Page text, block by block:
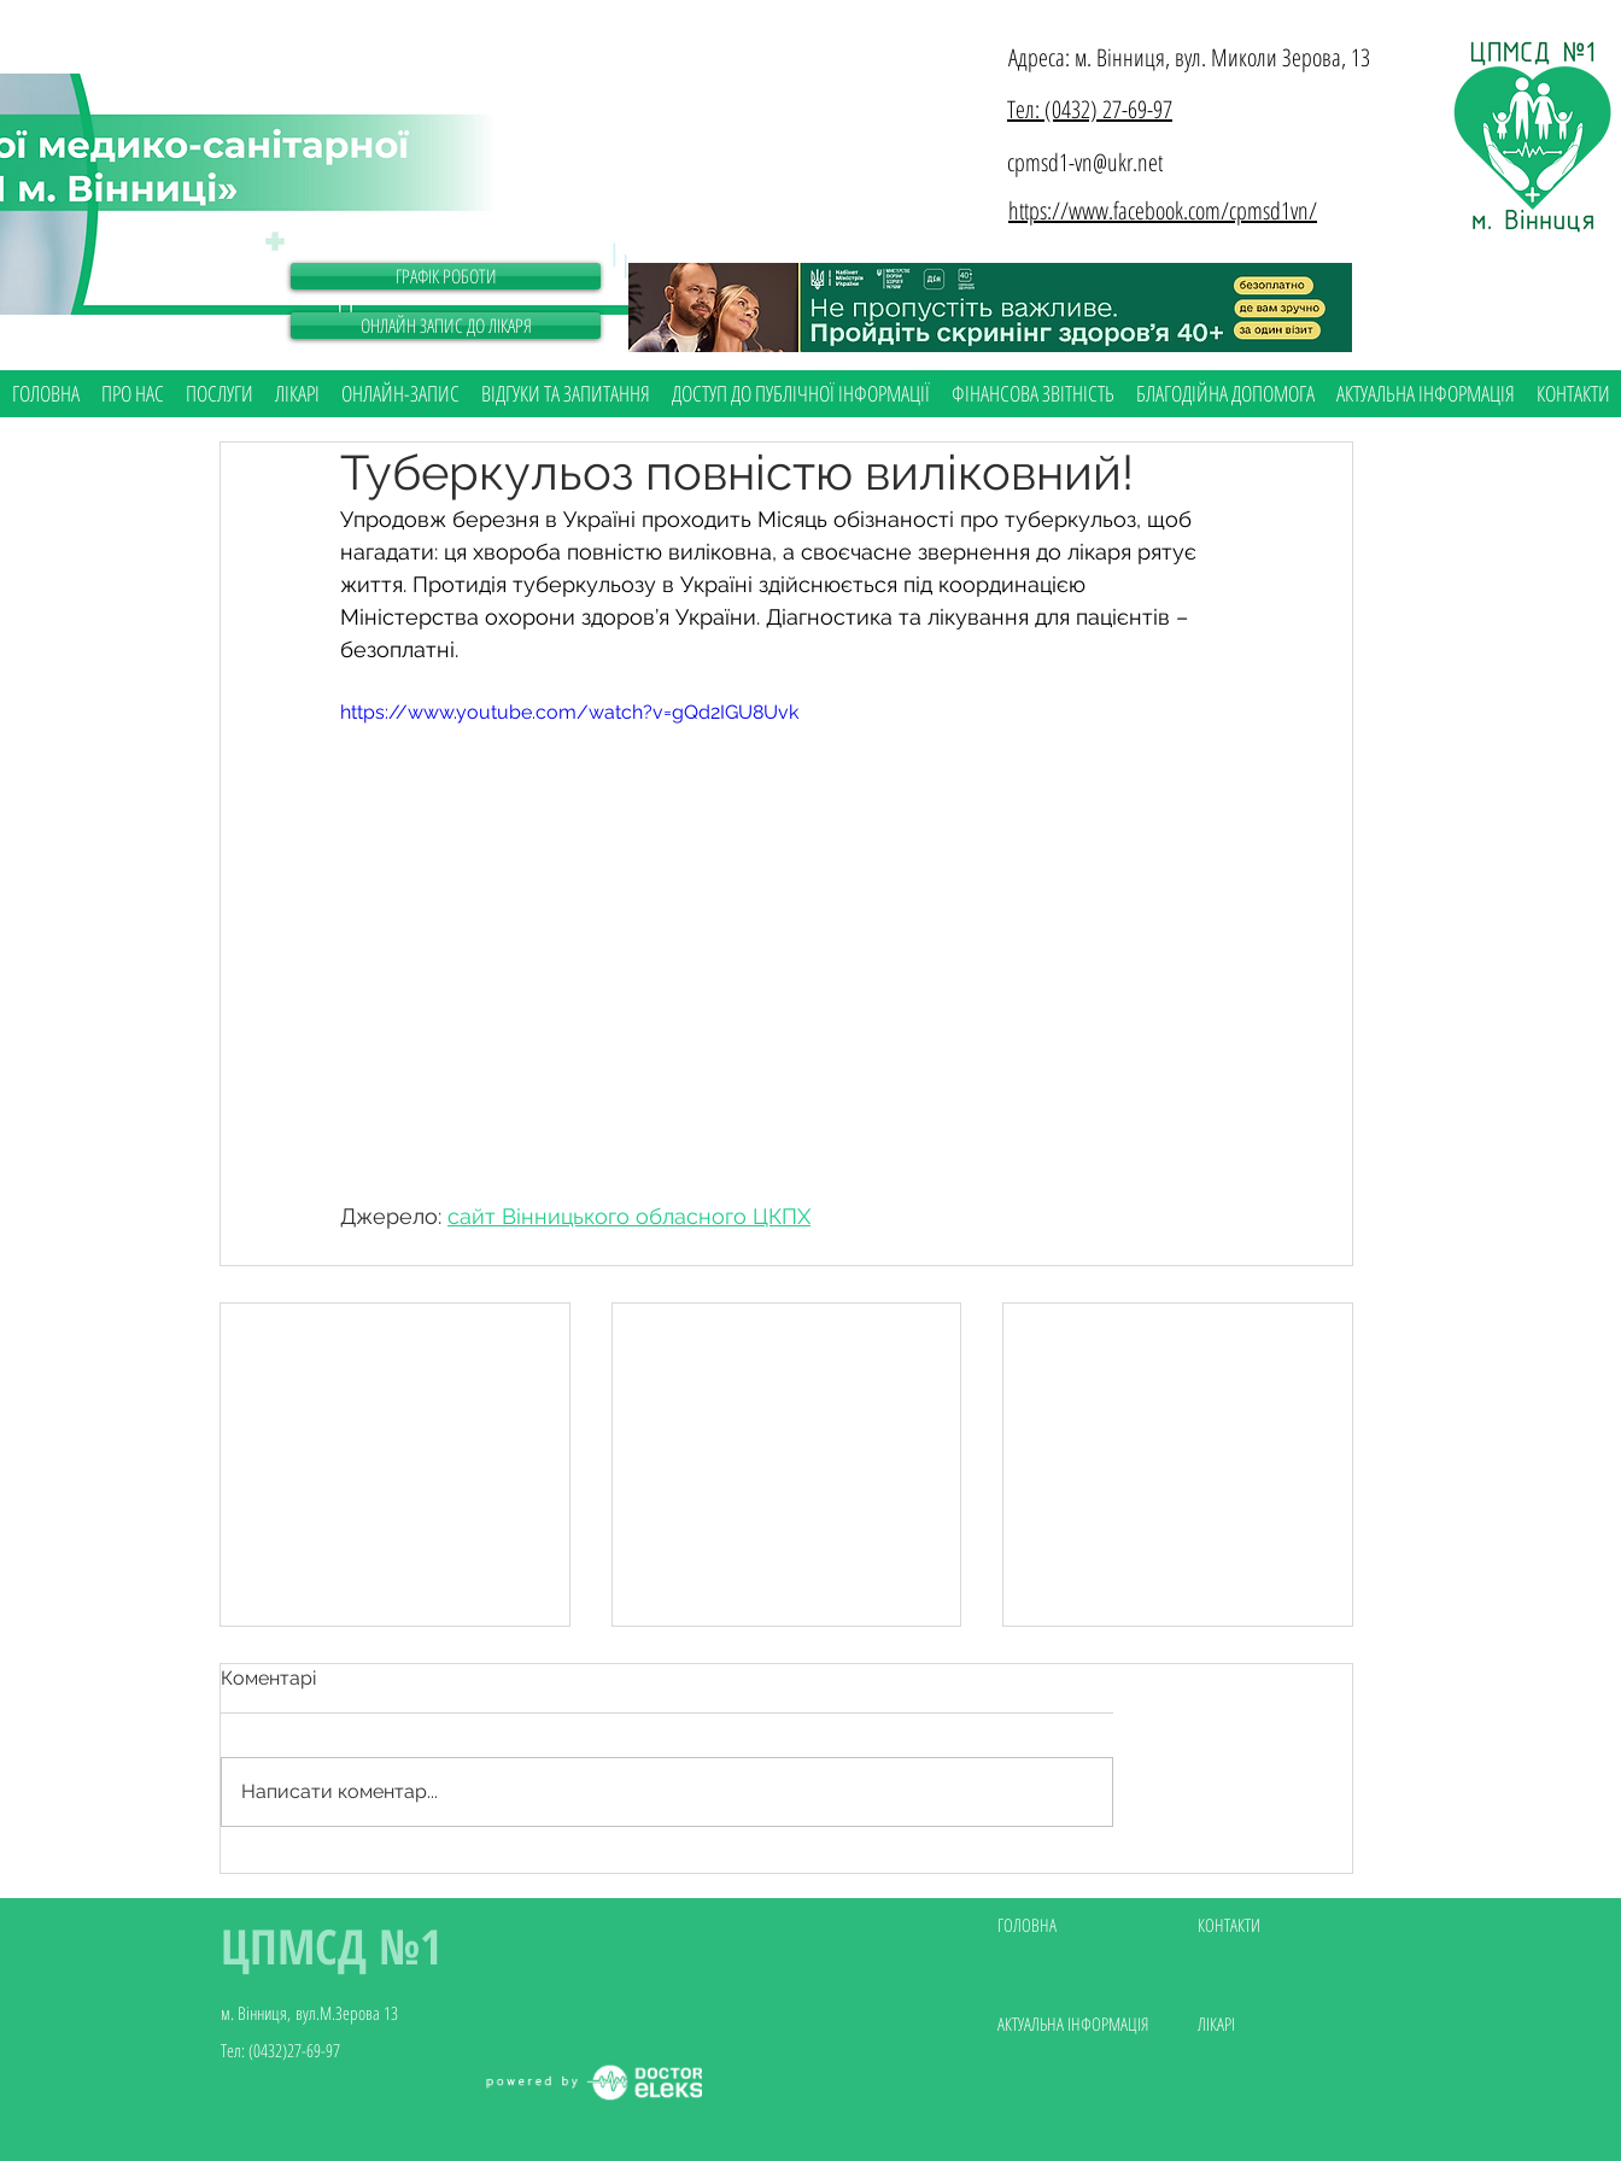
Адреса: м. Вінниця, вул. Миколи Зерова, 13
Тел: (0432) 27-69-97
cpmsd1-vn@ukr.net
https://www.facebook.com/cpmsd1vn/
ГРАФІК РОБОТИ
ОНЛАЙН ЗАПИС ДО ЛІКАРЯ
ГОЛОВНА ПРО НАС ПОСЛУГИ ЛІКАРІ ОНЛАЙН-ЗАПИС ВІДГУКИ ТА ЗАПИТАННЯ ДОСТУП ДО ПУБЛІЧНОЇ ІНФОРМАЦІЇ ФІНАНСОВА ЗВІТНІСТЬ БЛАГОДІЙНА ДОПОМОГА АКТУАЛЬНА ІНФОРМАЦІЯ КОНТАКТИ
Туберкульоз повністю виліковний!
Упродовж березня в Україні проходить Місяць обізнаності про туберкульоз, щоб
нагадати: ця хвороба повністю виліковна, а своєчасне звернення до лікаря рятує
життя. Протидія туберкульозу в Україні здійснюється під координацією
Міністерства охорони здоров’я України. Діагностика та лікування для пацієнтів –
безоплатні.
https://www.youtube.com/watch?v=gQd2IGU8Uvk
Джерело: сайт Вінницького обласного ЦКПХ
Коментарі
Написати коментар...
ЦПМСД №1
м. Вінниця, вул.М.Зерова 13
Тел: (0432)27-69-97
ГОЛОВНА
АКТУАЛЬНА ІНФОРМАЦІЯ
КОНТАКТИ
ЛІКАРІ